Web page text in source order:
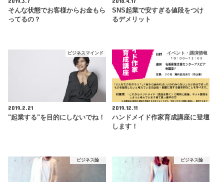
そんな状態でお客様からお金もら
ってるの？
SNS起業で安すぎる値段をつけ
るデメリット
ビジネスマインド
2019.2.21
"起業する"を目的にしないでね！
イベント・講演情報
2019.12.11
ハンドメイド作家育成講座に登壇
します！
ビジネス論 ビジネス論